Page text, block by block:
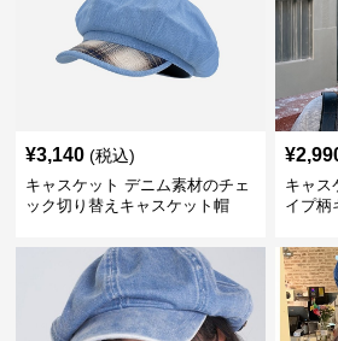
¥3,140 (税込)
キャスケット デニム素材のチェ
ック切り替えキャスケット帽
¥
キャス
イプ柄